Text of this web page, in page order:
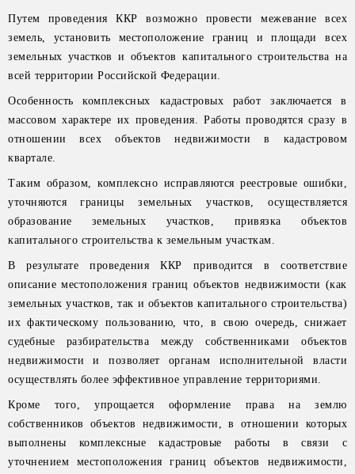
Путем проведения ККР возможно провести межевание всех
земель, установить местоположение границ и площади всех
земельных участков и объектов капитального строительства на
всей территории Российской Федерации.
Особенность комплексных кадастровых работ заключается в
массовом характере их проведения. Работы проводятся сразу в
отношении всех объектов недвижимости в кадастровом
квартале.
Таким образом, комплексно исправляются реестровые ошибки,
уточняются границы земельных участков, осуществляется
образование земельных участков, привязка объектов
капитального строительства к земельным участкам.
В результате проведения ККР приводится в соответствие
описание местоположения границ объектов недвижимости (как
земельных участков, так и объектов капитального строительства)
их фактическому пользованию, что, в свою очередь, снижает
судебные разбирательства между собственниками объектов
недвижимости и позволяет органам исполнительной власти
осуществлять более эффективное управление территориями.
Кроме того, упрощается оформление права на землю
собственников объектов недвижимости, в отношении которых
выполнены комплексные кадастровые работы в связи с
уточнением местоположения границ объектов недвижимости,